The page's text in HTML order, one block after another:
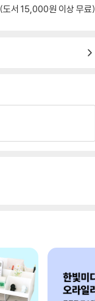
(도서 15,000원 이상 무료)